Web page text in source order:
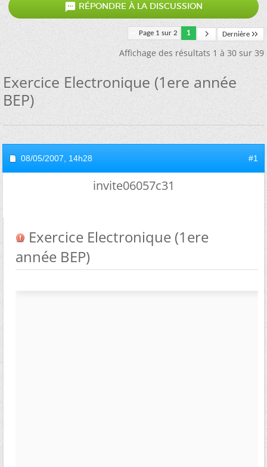
 RÉPONDRE À LA DISCUSSION
Page 1 sur 2 1 Dernière
Affichage des résultats 1 à 30 sur 39
Exercice Electronique (1ere année
BEP)
08/05/2007, 14h28 #1
invite06057c31
Exercice Electronique (1ere
année BEP)